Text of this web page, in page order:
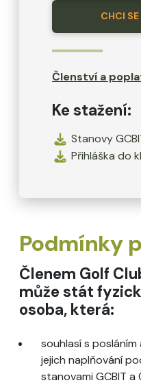
CHCI
Členství a
Ke stažení:
Stanovy
Přihláška do
Podmínky
Členem Golf
může stát
osoba, která:
souhlasí s posláním
jejich naplňování
stanovami GCBIT a